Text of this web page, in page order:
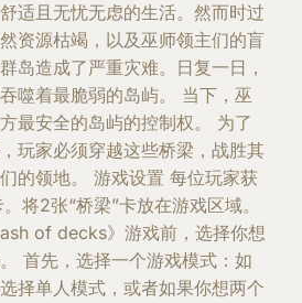
适且无忧无虑的生活。然而时过
资源枯竭，以及巫师领主们的盲
岛造成了严重灾难。日复一日，
噬着最脆弱的岛屿。 当下，巫
最安全的岛屿的控制权。 为了
玩家必须穿越这些桥梁，战胜其
的领地。 游戏设置 每位玩家获
将2张“桥梁”卡放在游戏区域。
of decks》游戏前，选择你想
首先，选择一个游戏模式：如
择单人模式，或者如果你想两个